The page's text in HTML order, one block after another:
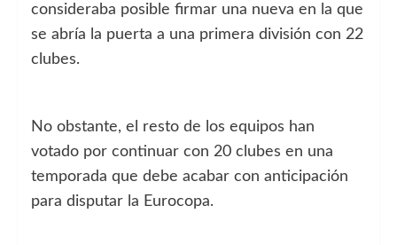
consideraba posible firmar una nueva en la que
se abría la puerta a una primera división con 22
clubes.
No obstante, el resto de los equipos han
votado por continuar con 20 clubes en una
temporada que debe acabar con anticipación
para disputar la Eurocopa.